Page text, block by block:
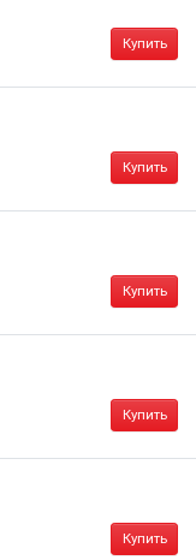
Купить
Купить
Купить
Купить
Купить